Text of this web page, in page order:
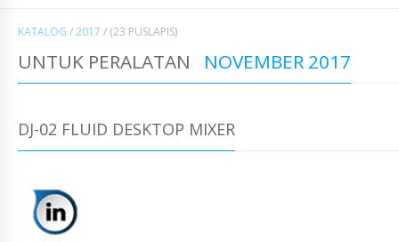
KATALOG /2017 / (23 PUSLAPIS)
UNTUK PERALATAN NOVEMBER 2017
DJ-02 FLUID DESKTOP MIXER